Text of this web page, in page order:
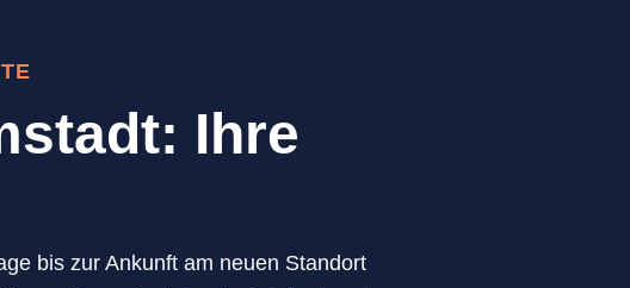
Ihre
bis zur Ankunft am neuen Standort